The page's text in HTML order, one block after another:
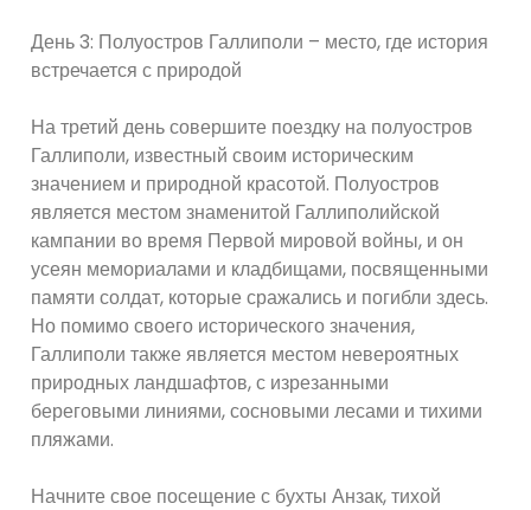
День 3: Полуостров Галлиполи – место, где история
встречается с природой
На третий день совершите поездку на полуостров
Галлиполи, известный своим историческим
значением и природной красотой. Полуостров
является местом знаменитой Галлиполийской
кампании во время Первой мировой войны, и он
усеян мемориалами и кладбищами, посвященными
памяти солдат, которые сражались и погибли здесь.
Но помимо своего исторического значения,
Галлиполи также является местом невероятных
природных ландшафтов, с изрезанными
береговыми линиями, сосновыми лесами и тихими
пляжами.
Начните свое посещение с бухты Анзак, тихой